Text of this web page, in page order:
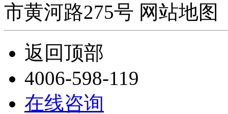
市黄河路275号 网站地图
返回顶部
4006-598-119
在线咨询